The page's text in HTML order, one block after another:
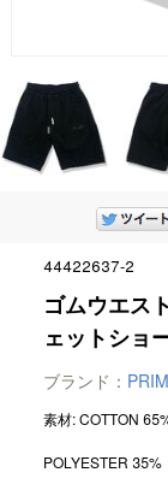
44422637-2
ゴムウエス
ェットショ
ブランド：
素材: COTTON
POLYESTER 35%